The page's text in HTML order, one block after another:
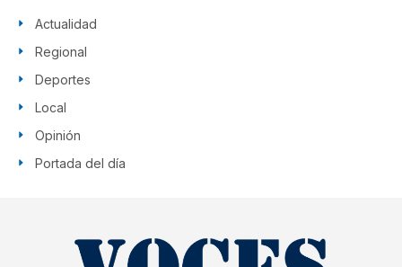
Actualidad
Regional
Deportes
Local
Opinión
Portada del día